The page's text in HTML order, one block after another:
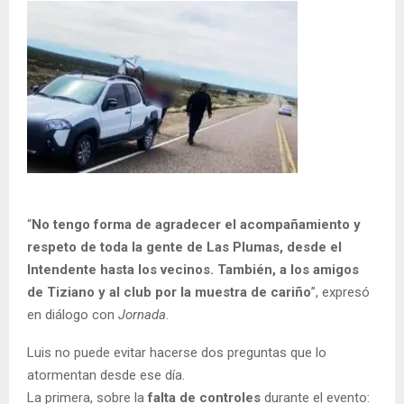
“No tengo forma de agradecer el acompañamiento y
respeto de toda la gente de Las Plumas, desde el
Intendente hasta los vecinos. También, a los amigos
de Tiziano y al club por la muestra de cariño”, expresó
en diálogo con Jornada.
Luis no puede evitar hacerse dos preguntas que lo
atormentan desde ese día.
La primera, sobre lafalta de controles durante el evento: